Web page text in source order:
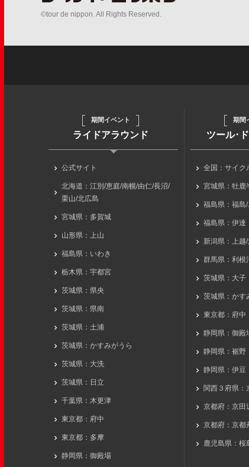
©tour de nippon. All Rights Reserved.
期間イベント
ライドアラウンド
公式サイト
北海道：江別/恵庭/南幌/由仁/長沼/
栗山/北広島
宮城県：多賀城
山形県：上山
福島県：いわき
栃木県：宇都宮
茨城県：県央
茨城県：県南
茨城県：土浦
茨城県：かすみがうら
茨城県：大洗
茨城県：日立
千葉県：木更津
東京都：府中
東京都：多摩
静岡県：御殿場
期間
ツール･
全国：サイク
宮城県：牡鹿
福島県：福島
福島県：伊達
新潟県：上越
群馬県：利根
茨城県：大子
茨城県：かす
東京都：府中
静岡県：御殿
静岡県：裾野
静岡県：伊豆
関西３府県：
京都府：京田
京都府：京都
鹿児島県：桜